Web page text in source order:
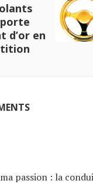
d’or en
passion : la